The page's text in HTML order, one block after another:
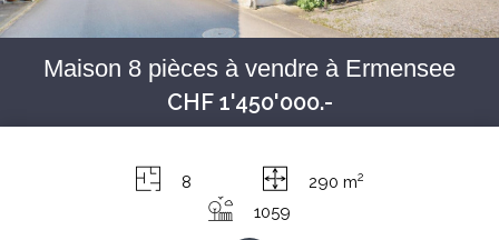
Maison 8 pièces à vendre à Ermensee
CHF 1'450'000.-
8 290 m2
1059